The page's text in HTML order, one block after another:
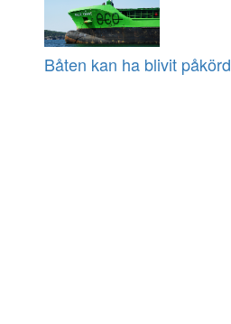
Båten kan ha blivit påkörd